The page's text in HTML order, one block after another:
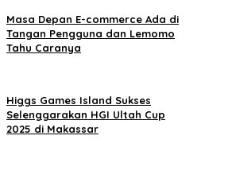
Masa Depan E-commerce Ada di
Tangan Pengguna dan Lemomo
Tahu Caranya
Higgs Games Island Sukses
Selenggarakan HGI Ultah Cup
2025 di Makassar